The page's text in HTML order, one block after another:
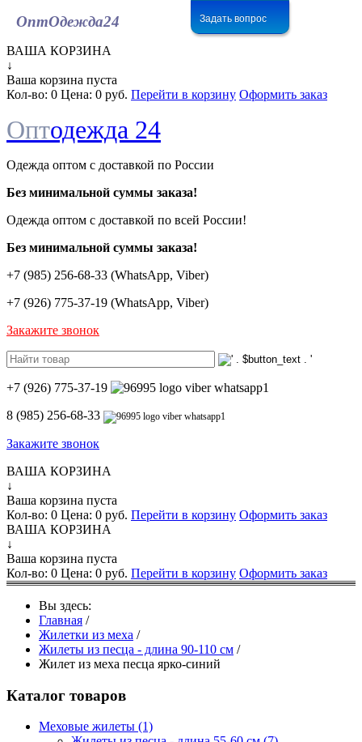
ОптОдежда24
ВАША КОРЗИНА
↓
Ваша корзина пуста
Кол-во: 0 Цена: 0 руб. Перейти в корзину Оформить заказ
Оптодежда 24
Одежда оптом с доставкой по России
Без минимальной суммы заказа!
Одежда оптом c доставкой по всей России!
Без минимальной суммы заказа!
+7 (985) 256-68-33 (WhatsApp, Viber)
+7 (926) 775-37-19 (WhatsApp, Viber)
Закажите звонок
+7 (926) 775-37-19
8 (985) 256-68-33
Закажите звонок
ВАША КОРЗИНА
↓
Ваша корзина пуста
Кол-во: 0 Цена: 0 руб. Перейти в корзину Оформить заказ
ВАША КОРЗИНА
↓
Ваша корзина пуста
Кол-во: 0 Цена: 0 руб. Перейти в корзину Оформить заказ
Вы здесь:
Главная /
Жилетки из меха /
Жилеты из песца - длина 90-110 см /
Жилет из меха песца ярко-синий
Каталог товаров
Меховые жилеты (1)
Задать вопрос